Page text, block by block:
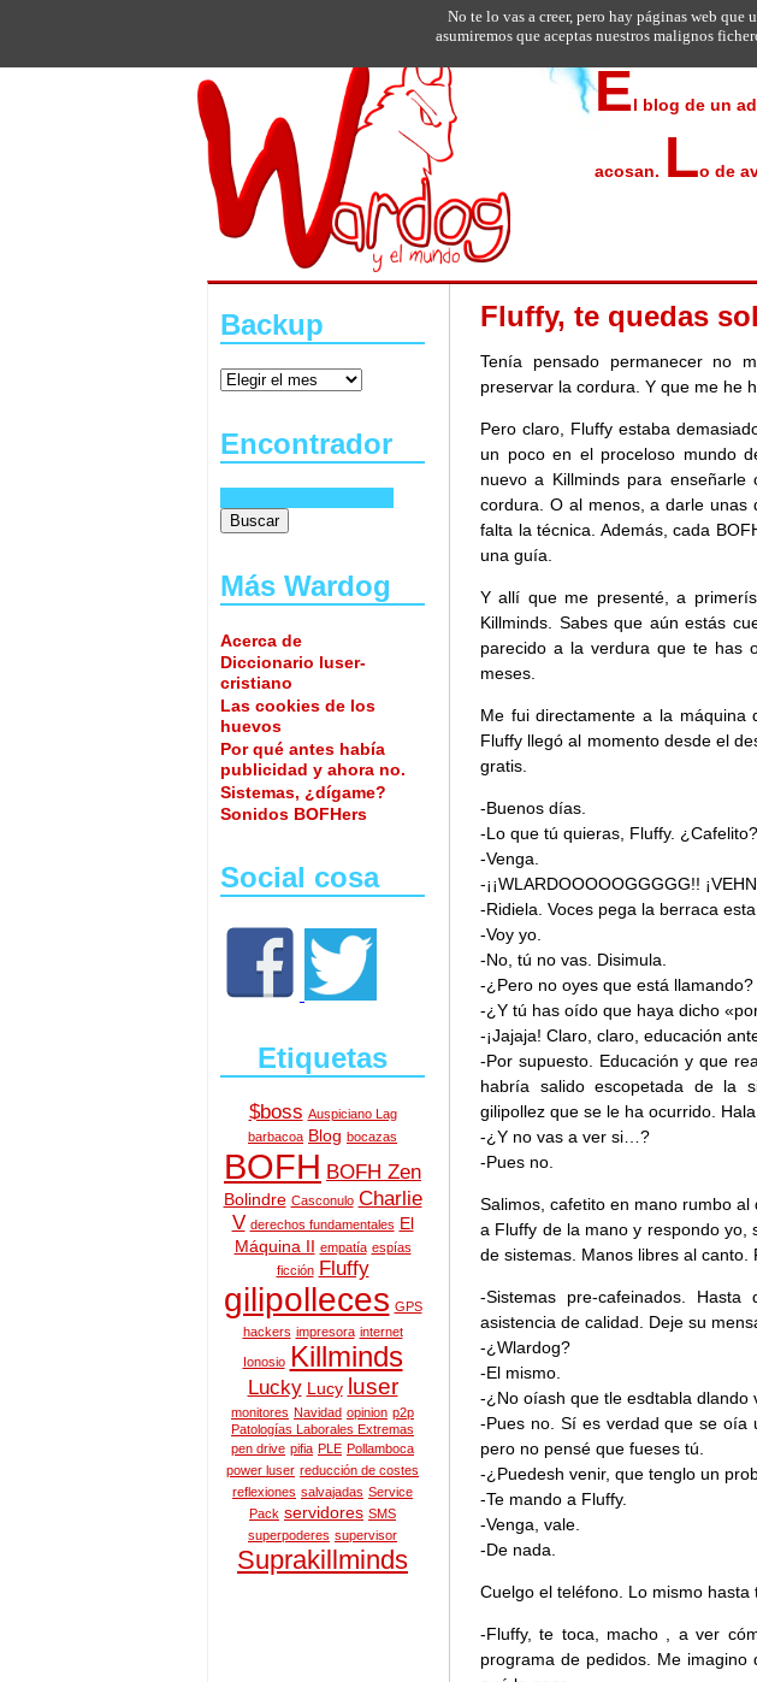
El blog de un
acosan. Lo de
Backup
Encontrador
Más Wardog
Acerca de
Diccionario luser-
cristiano
Las cookies de los
huevos
Por qué antes había
publicidad y ahora no.
Sistemas, ¿dígame?
Sonidos BOFHers
Social cosa
Etiquetas
$boss Auspiciano Lag
barbacoa Blog bocazas
BOFH BOFH Zen
Bolindre Casconulo Charlie
V derechos fundamentales El
Máquina II empatía espías
ficción
Fluffy
gilipolleces GPS
hackers impresora internet
Ionosio Killminds
Lucky Lucy luser
monitores Navidad opinion p2p
Patologías Laborales Extremas
pen drive pifia PLE Pollamboca
power luser reducción de costes
reflexiones salvajadas Service
Pack servidores SMS
superpoderes supervisor
Suprakillminds
Fluffy, te quedas
Tenía pensado permanecer no
preservar la cordura. Y que me he
Pero claro, Fluffy estaba
un poco en el proceloso mundo
nuevo a Killminds para
cordura. O al menos, a darle unas
falta la técnica. Además, cada
una guía.
Y allí que me presenté, a
Killminds. Sabes que aún estás
parecido a la verdura que te has
meses.
Me fui directamente a la máquina
Fluffy llegó al momento desde el
gratis.
-Buenos días.
-Lo que tú quieras, Fluffy. ¿Cafelito?
-Venga.
-¡¡WLARDOOOOOGGGGG!!
-Ridiela. Voces pega la berraca
-Voy yo.
-No, tú no vas. Disimula.
-¿Pero no oyes que está llamando?
-¿Y tú has oído que haya dicho
-¡Jajaja! Claro, claro, educación
-Por supuesto. Educación y que
habría salido escopetada de la
gilipollez que se le ha ocurrido.
-¿Y no vas a ver si…?
-Pues no.
Salimos, cafetito en mano rumbo
a Fluffy de la mano y respondo yo,
de sistemas. Manos libres al canto.
-Sistemas pre-cafeinados.
asistencia de calidad. Deje su
-¿Wlardog?
-El mismo.
-¿No oíash que tle esdtabla dlando
-Pues no. Sí es verdad que se oía
pero no pensé que fueses tú.
-¿Puedesh venir, que tenglo un
-Te mando a Fluffy.
-Venga, vale.
-De nada.
Cuelgo el teléfono. Lo mismo hasta
-Fluffy, te toca, macho , a ver
programa de pedidos. Me
No te lo vas a creer, pero hay páginas web
asumiremos que aceptas nuestros malignos